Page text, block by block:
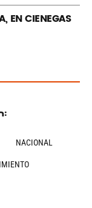
EN CIENEGAS
NACIONAL